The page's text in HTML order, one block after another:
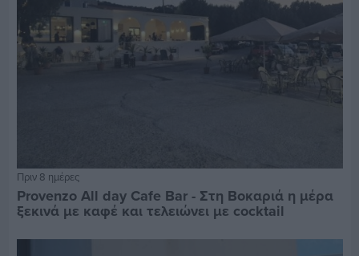
Πριν 8 ημέρες
Provenzo All day Cafe Bar - Στη Βοκαριά η μέρα
ξεκινά με καφέ και τελειώνει με cocktail